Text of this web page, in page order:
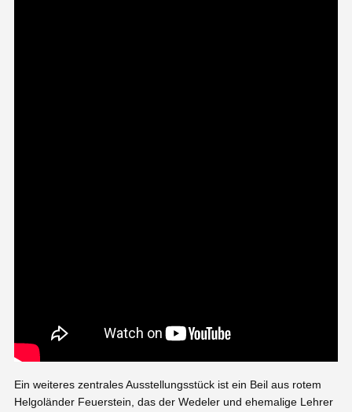
Ein weiteres zentrales Ausstellungsstück ist ein Beil aus rotem
Helgoländer Feuerstein, das der Wedeler und ehemalige Lehrer